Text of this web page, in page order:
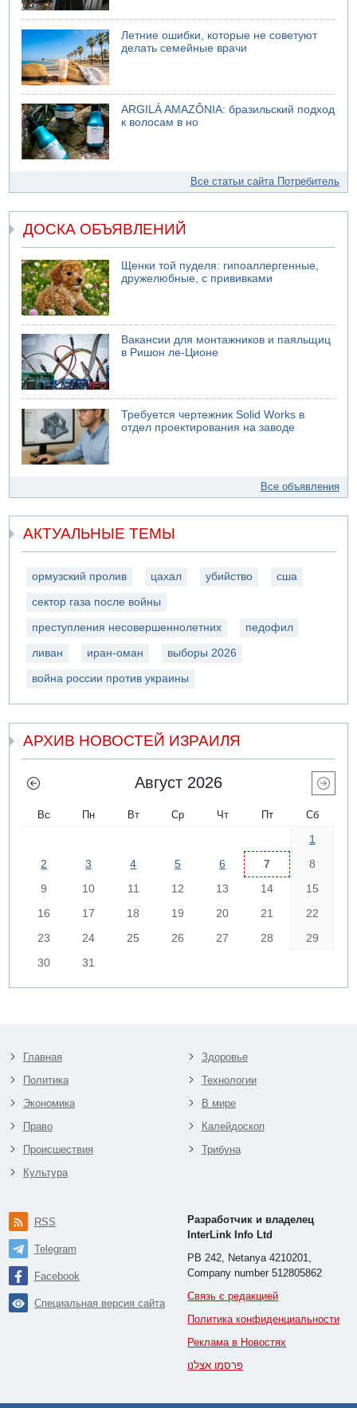
Летние ошибки, которые не советуют
делать семейные врачи
ARGILÁ AMAZÔNIA: бразильский подход
к волосам в но
Все статьи сайта Потребитель
ДОСКА ОБЪЯВЛЕНИЙ
Щенки той пуделя: гипоаллергенные,
дружелюбные, с прививками
Вакансии для монтажников и паяльщиц
в Ришон ле-Ционе
Требуется чертежник Solid Works в
отдел проектирования на заводе
Все объявления
АКТУАЛЬНЫЕ ТЕМЫ
ормузский пролив цахал убийство сша
сектор газа после войны
преступления несовершеннолетних педофил
ливан иран-оман выборы 2026
война россии против украины
АРХИВ НОВОСТЕЙ ИЗРАИЛЯ
Август 2026
Вс Пн Вт Ср Чт Пт Сб
1
2
3 4 5 6 7
8
9
10 11 12 13 14
15
16
17 18 19 20 21
22
23
24 25 26 27 28
29
30
31
Главная
Политика
Экономика
Право
Происшествия
Культура
Здоровье
Технологии
В мире
Калейдоскоп
Трибуна
RSS
Telegram
Facebook
Специальная версия сайта
Разработчик и владелец
InterLink Info Ltd
PB 242, Netanya 4210201,
Company number 512805862
Связь с редакцией
Политика конфиденциальности
Реклама в Новостях
פרסמו אצלנו